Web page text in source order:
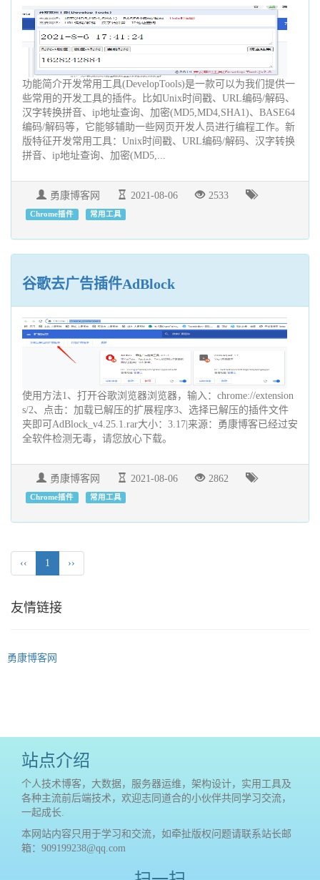
功能简介开发常用工具(DevelopTools)是一款可以为我们提供一
些常用的开发工具的插件。比如Unix时间戳、URL编码/解码、
汉字转换拼音、ip地址查询、加密(MD5,MD4,SHA1)、BASE64
编码/解码等，它能够辅助一些网页开发人员进行编程工作。新
版特征开发常用工具：Unix时间戳、URL编码/解码、汉字转换
拼音、ip地址查询、加密(MD5,...
勇康博客网 2021-08-06 2533
Chrome插件 常用工具
谷歌去广告插件AdBlock
使用方法1、打开谷歌浏览器浏览器，输入：chrome://extension
s/2、点击：加载已解压的扩展程序3、选择已解压的插件文件
夹即可AdBlock_v4.25.1.rar大小：3.17|来源：勇康博客已经过安
全软件检测无毒，请您放心下载。
勇康博客网 2021-08-06 2862
Chrome插件 常用工具
‹‹ 1 ››
友情链接
勇康博客网
站点介绍
个人技术博客，大数据，服务器运维，架构设计，实用工具及
各种主流前后端技术，欢迎志同道合的小伙伴共同学习交流，
一起成长.
本网站内容只用于学习和交流，如牵扯版权问题请联系站长邮
箱：909199238@qq.com